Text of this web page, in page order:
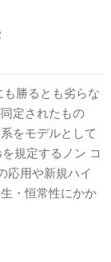
勝るとも劣らな
定されたもの
をモデルとして
規定するノン コ
応用や新規ハイ
・恒常性にかか